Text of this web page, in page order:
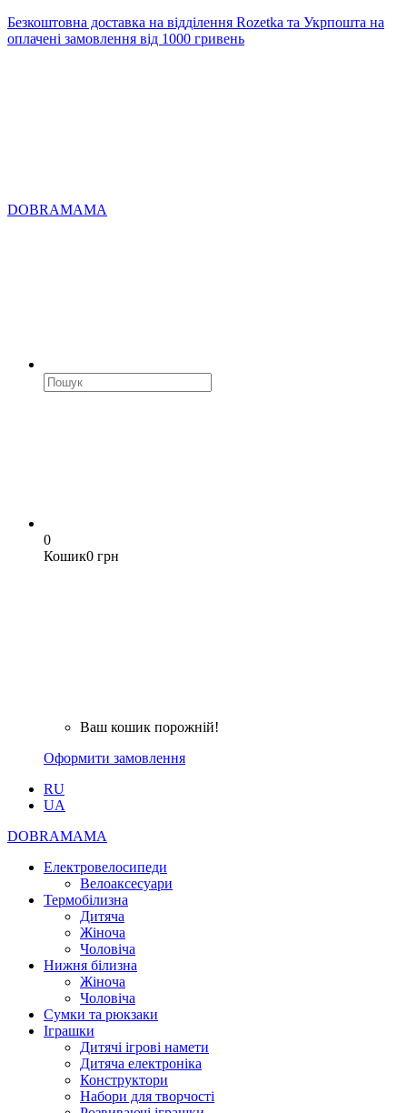
Безкоштовна доставка на відділення Rozetka та Укрпошта на
оплачені замовлення від 1000 гривень
DOBRAMAMA
0
Кошик0 грн
Ваш кошик порожній!
Оформити замовлення
RU
UA
DOBRAMAMA
Електровелосипеди
Велоаксесуари
Термобілизна
Дитяча
Жіноча
Чоловіча
Нижня білизна
Жіноча
Чоловіча
Сумки та рюкзаки
Іграшки
Дитячі ігрові намети
Дитяча електроніка
Конструктори
Набори для творчості